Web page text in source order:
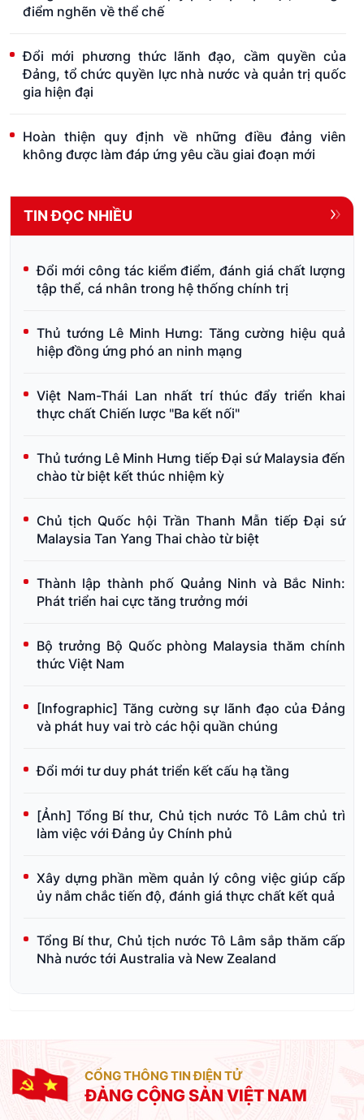
điểm nghẽn về thể chế
Đổi mới phương thức lãnh đạo, cầm quyền của
Đảng, tổ chức quyền lực nhà nước và quản trị quốc
gia hiện đại
Hoàn thiện quy định về những điều đảng viên
không được làm đáp ứng yêu cầu giai đoạn mới
TIN ĐỌC NHIỀU
Đổi mới công tác kiểm điểm, đánh giá chất lượng
tập thể, cá nhân trong hệ thống chính trị
Thủ tướng Lê Minh Hưng: Tăng cường hiệu quả
hiệp đồng ứng phó an ninh mạng
Việt Nam-Thái Lan nhất trí thúc đẩy triển khai
thực chất Chiến lược "Ba kết nối"
Thủ tướng Lê Minh Hưng tiếp Đại sứ Malaysia đến
chào từ biệt kết thúc nhiệm kỳ
Chủ tịch Quốc hội Trần Thanh Mẫn tiếp Đại sứ
Malaysia Tan Yang Thai chào từ biệt
Thành lập thành phố Quảng Ninh và Bắc Ninh:
Phát triển hai cực tăng trưởng mới
Bộ trưởng Bộ Quốc phòng Malaysia thăm chính
thức Việt Nam
[Infographic] Tăng cường sự lãnh đạo của Đảng
và phát huy vai trò các hội quần chúng
Đổi mới tư duy phát triển kết cấu hạ tầng
[Ảnh] Tổng Bí thư, Chủ tịch nước Tô Lâm chủ trì
làm việc với Đảng ủy Chính phủ
Xây dựng phần mềm quản lý công việc giúp cấp
ủy nắm chắc tiến độ, đánh giá thực chất kết quả
Tổng Bí thư, Chủ tịch nước Tô Lâm sắp thăm cấp
Nhà nước tới Australia và New Zealand
CỔNG THÔNG TIN ĐIỆN TỬ
ĐẢNG CỘNG SẢN VIỆT NAM